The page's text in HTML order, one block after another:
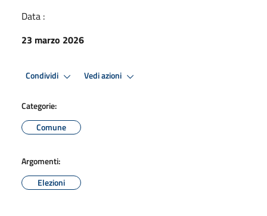
Data :
23 marzo 2026
Condividi Vedi azioni
Categorie:
Comune
Argomenti:
Elezioni